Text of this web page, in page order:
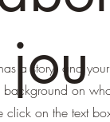
a story, and
on
click on the text